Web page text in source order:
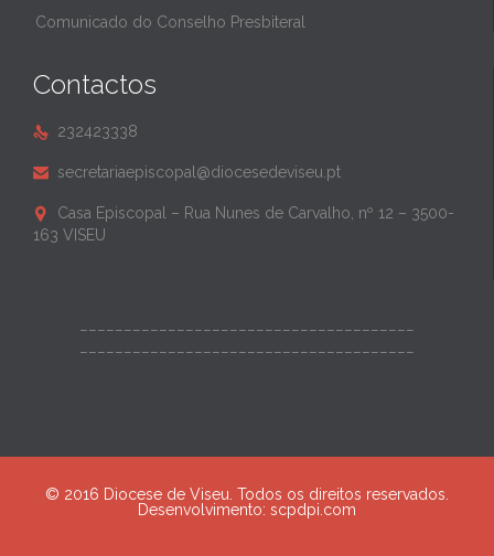
Comunicado do Conselho Presbiteral
Contactos
 232423338
 secretariaepiscopal@diocesedeviseu.pt

Casa Episcopal – Rua Nunes de Carvalho, nº 12 – 3500-
163 VISEU
© 2016 Diocese de Viseu. Todos os direitos reservados.
Desenvolvimento: scpdpi.com